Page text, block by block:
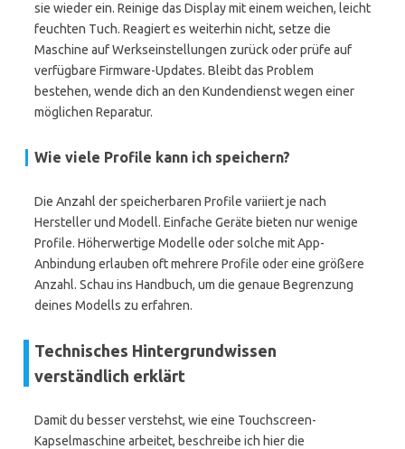
sie wieder ein. Reinige das Display mit einem weichen, leicht
feuchten Tuch. Reagiert es weiterhin nicht, setze die
Maschine auf Werkseinstellungen zurück oder prüfe auf
verfügbare Firmware-Updates. Bleibt das Problem
bestehen, wende dich an den Kundendienst wegen einer
möglichen Reparatur.
Wie viele Profile kann ich speichern?
Die Anzahl der speicherbaren Profile variiert je nach
Hersteller und Modell. Einfache Geräte bieten nur wenige
Profile. Höherwertige Modelle oder solche mit App-
Anbindung erlauben oft mehrere Profile oder eine größere
Anzahl. Schau ins Handbuch, um die genaue Begrenzung
deines Modells zu erfahren.
Technisches Hintergrundwissen
verständlich erklärt
Damit du besser verstehst, wie eine Touchscreen-
Kapselmaschine arbeitet, beschreibe ich hier die